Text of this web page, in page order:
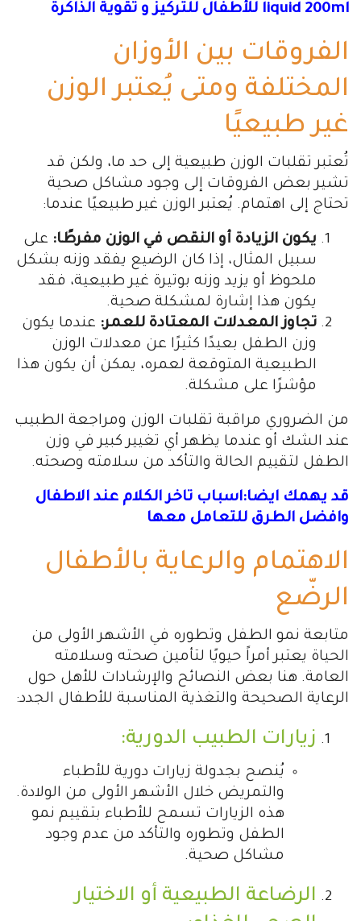
liquid 200ml للأطفال للتركيز و تقوية الذاكرة
الفروقات بين الأوزان
المختلفة ومتى يُعتبر الوزن
غير طبيعيًا
تُعتبر تقلبات الوزن طبيعية إلى حد ما، ولكن قد
تشير بعض الفروقات إلى وجود مشاكل صحية
تحتاج إلى اهتمام. يُعتبر الوزن غير طبيعيًا عندما:
يكون الزيادة أو النقص في الوزن مفرطًا: على
سبيل المثال، إذا كان الرضيع يفقد وزنه بشكل
ملحوظ أو يزيد وزنه بوتيرة غير طبيعية، فقد
يكون هذا إشارة لمشكلة صحية.
تجاوز المعدلات المعتادة للعمر: عندما يكون
وزن الطفل بعيدًا كثيرًا عن معدلات الوزن
الطبيعية المتوقعة لعمره، يمكن أن يكون هذا
مؤشرًا على مشكلة.
من الضروري مراقبة تقلبات الوزن ومراجعة الطبيب
عند الشك أو عندما يظهر أي تغيير كبير في وزن
الطفل لتقييم الحالة والتأكد من سلامته وصحته.
قد يهمك ايضا:اسباب تاخر الكلام عند الاطفال
وافضل الطرق للتعامل معها
الاهتمام والرعاية بالأطفال
الرضّع
متابعة نمو الطفل وتطوره في الأشهر الأولى من
الحياة يعتبر أمراً حيويًا لتأمين صحته وسلامته
العامة. هنا بعض النصائح والإرشادات للأهل حول
الرعاية الصحيحة والتغذية المناسبة للأطفال الجدد:
زيارات الطبيب الدورية:
يُنصح بجدولة زيارات دورية للأطباء
والتمريض خلال الأشهر الأولى من الولادة.
هذه الزيارات تسمح للأطباء بتقييم نمو
الطفل وتطوره والتأكد من عدم وجود
مشاكل صحية.
الرضاعة الطبيعية أو الاختيار